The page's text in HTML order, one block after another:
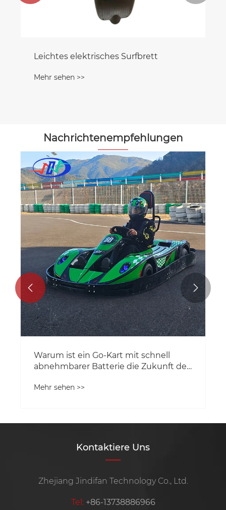
Leichtes elektrisches Surfbrett
Mehr sehen >>
Nachrichtenempfehlungen
Warum ist ein Go-Kart mit schnell
abnehmbarer Batterie die Zukunft des
Mehr sehen >>
 
Kontaktiere Uns
Zhejiang Jindifan Technology Co., Ltd.
Tel: +86-13738886966